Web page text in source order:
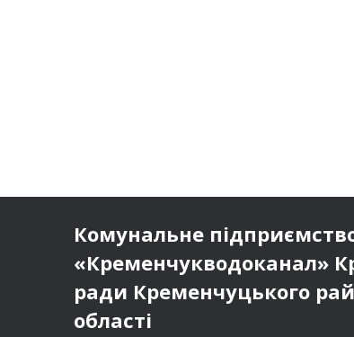
Комунальне
«Кременчукводоканал»
ради Кременчуцького
області